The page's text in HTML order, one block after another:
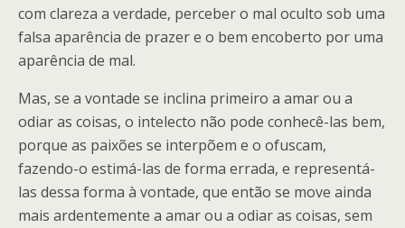
com clareza a verdade, perceber o mal oculto sob uma
falsa aparência de prazer e o bem encoberto por uma
aparência de mal.
Mas, se a vontade se inclina primeiro a amar ou a
odiar as coisas, o intelecto não pode conhecê-las bem,
porque as paixões se interpõem e o ofuscam,
fazendo-o estimá-las de forma errada, e representá-
las dessa forma à vontade, que então se move ainda
mais ardentemente a amar ou a odiar as coisas, sem